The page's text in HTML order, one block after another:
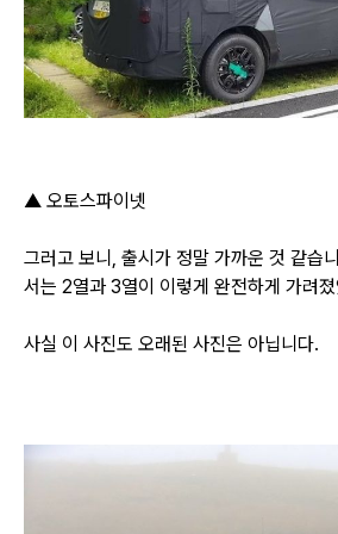
▲ 오토스파이넷
그러고 보니, 출시가 정말 가까운 것 같습
서는 2열과 3열이 이렇게 완전하게 가려
사실 이 사진도 오래된 사진은 아닙니다.